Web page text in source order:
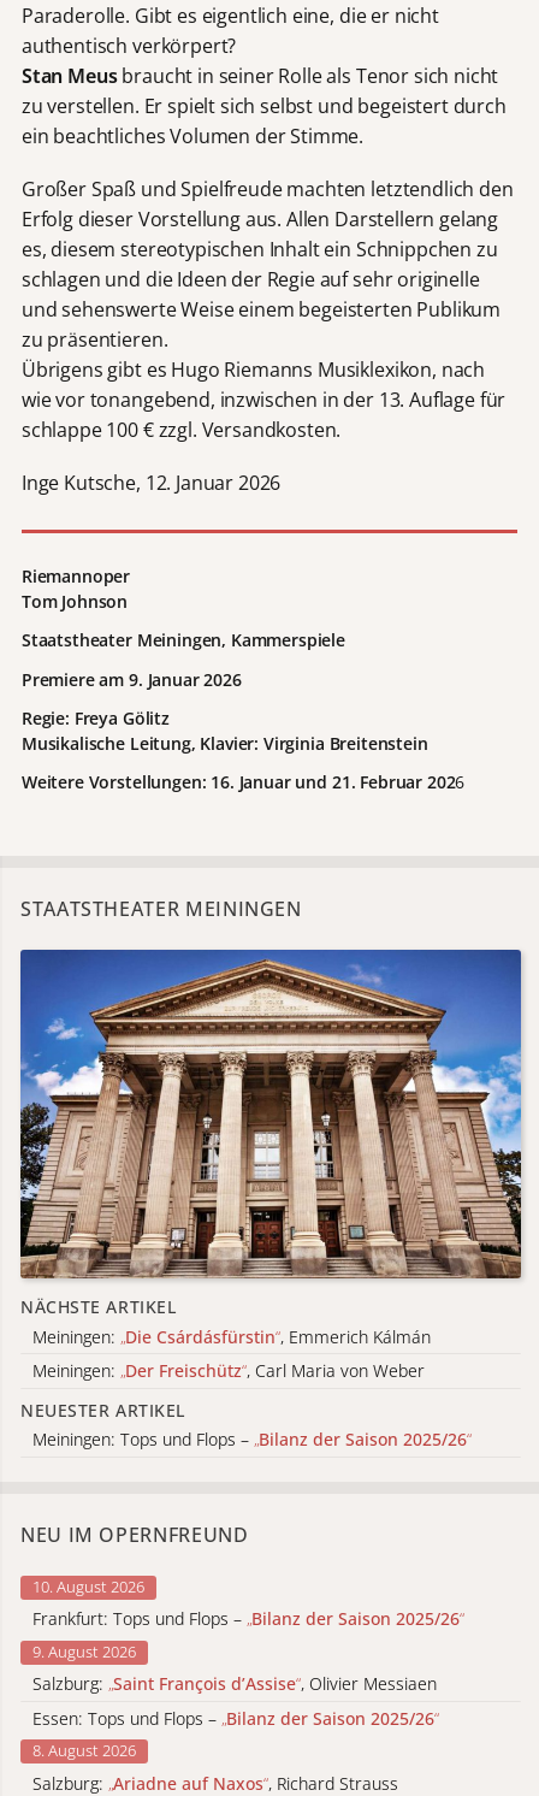
Paraderolle. Gibt es eigentlich eine, die er nicht
authentisch verkörpert?
Stan Meusbraucht in seiner Rolle als Tenor sich nicht
zu verstellen. Er spielt sich selbst und begeistert durch
ein beachtliches Volumen der Stimme.
Großer Spaß und Spielfreude machten letztendlich den
Erfolg dieser Vorstellung aus. Allen Darstellern gelang
es, diesem stereotypischen Inhalt ein Schnippchen zu
schlagen und die Ideen der Regie auf sehr originelle
und sehenswerte Weise einem begeisterten Publikum
zu präsentieren.
Übrigens gibt es Hugo Riemanns Musiklexikon, nach
wie vor tonangebend, inzwischen in der 13. Auflage für
schlappe 100 € zzgl. Versandkosten.
Inge Kutsche, 12. Januar 2026
Riemannoper
Tom Johnson
Staatstheater Meiningen, Kammerspiele
Premiere am 9. Januar 2026
Regie: Freya Gölitz
Musikalische Leitung, Klavier: Virginia Breitenstein
Weitere Vorstellungen: 16. Januar und 21. Februar 2026
STAATSTHEATER MEININGEN
NÄCHSTE ARTIKEL
Meiningen: „Die Csárdásfürstin“, Emmerich Kálmán
Meiningen: „Der Freischütz“, Carl Maria von Weber
NEUESTER ARTIKEL
Meiningen: Tops und Flops – „Bilanz der Saison 2025/26“
NEU IM OPERNFREUND
10. August 2026
Frankfurt: Tops und Flops – „Bilanz der Saison 2025/26“
9. August 2026
Salzburg: „Saint François d’Assise“, Olivier Messiaen
Essen: Tops und Flops – „Bilanz der Saison 2025/26“
8. August 2026
Salzburg: „Ariadne auf Naxos“, Richard Strauss